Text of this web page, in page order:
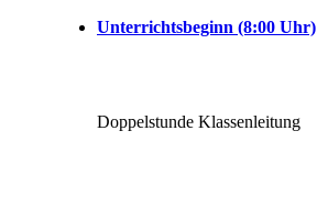
Unterrichtsbeginn (8:00 Uhr)
Doppelstunde Klassenleitung